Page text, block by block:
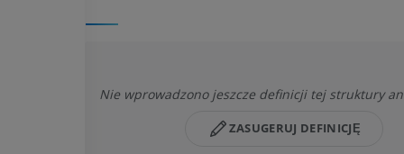
Nie wprowadzono jeszcze definicji tej struktury
ZASUGERUJ DEFINICJĘ